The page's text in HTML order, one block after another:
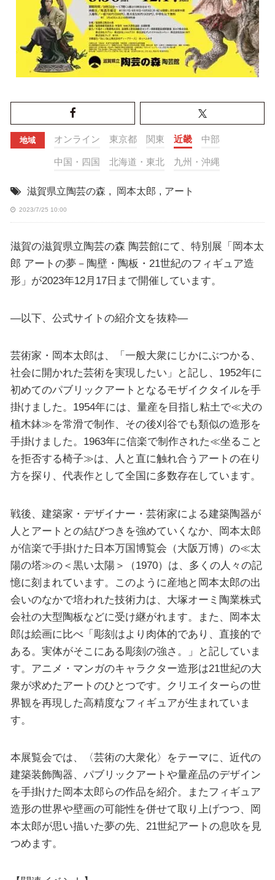
地域 オンライン 東京都 関東 近畿 中部
中国・四国 北海道・東北 九州・沖縄
滋賀県立陶芸の森 , 岡本太郎 , アート
2023/7/25 10:00
滋賀の滋賀県立陶芸の森 陶芸館にて、特別展「岡本太
郎 アートの夢－陶壁・陶板・21世紀のフィギュア造
形」が2023年12月17日まで開催しています。
—以下、公式サイトの紹介文を抜粋—
芸術家・岡本太郎は、「一般大衆にじかにぶつかる、
社会に開かれた芸術を実現したい」と記し、1952年に
初めてのパブリックアートとなるモザイクタイルを手
掛けました。1954年には、量産を目指し粘土で≪犬の
植木鉢≫を常滑で制作、その後刈谷でも類似の造形を
手掛けました。1963年に信楽で制作された≪坐ること
を拒否する椅子≫は、人と直に触れ合うアートの在り
方を探り、代表作として全国に多数存在しています。
戦後、建築家・デザイナー・芸術家による建築陶器が
人とアートとの結びつきを強めていくなか、岡本太郎
が信楽で手掛けた日本万国博覧会（大阪万博）の≪太
陽の塔≫の＜黒い太陽＞（1970）は、多くの人々の記
憶に刻まれています。このように産地と岡本太郎の出
会いのなかで培われた技術力は、大塚オーミ陶業株式
会社の大型陶板などに受け継がれます。また、岡本太
郎は絵画に比べ「彫刻はより肉体的であり、直接的で
ある。実体がそこにある彫刻の強さ。」と記していま
す。アニメ・マンガのキャラクター造形は21世紀の大
衆が求めたアートのひとつです。クリエイターらの世
界観を再現した高精度なフィギュアが生まれていま
す。
本展覧会では、〈芸術の大衆化〉をテーマに、近代の
建築装飾陶器、パブリックアートや量産品のデザイン
を手掛けた岡本太郎らの作品を紹介。またフィギュア
造形の世界や壁画の可能性を併せて取り上げつつ、岡
本太郎が思い描いた夢の先、21世紀アートの息吹を見
つめます。